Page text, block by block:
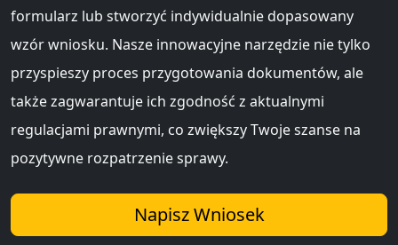
formularz lub stworzyć indywidualnie dopasowany
wzór wniosku. Nasze innowacyjne narzędzie nie tylko
przyspieszy proces przygotowania dokumentów, ale
także zagwarantuje ich zgodność z aktualnymi
regulacjami prawnymi, co zwiększy Twoje szanse na
pozytywne rozpatrzenie sprawy.
Napisz Wniosek